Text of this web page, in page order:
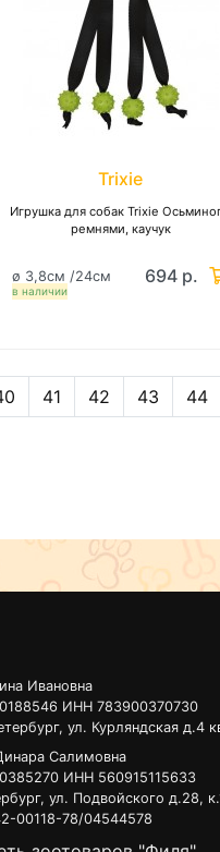
Trixie
Игрушка для собак Trixie
ремнями, каучук
в наличии
ø 3,8см /24см 694 р.
41 42 43 44
Ивановна
ИНН 783900370730
ул. Курляндская д.4
Салимовна
ИНН 560915115633
ул. Подвойского д.28,
00118-78/04544578